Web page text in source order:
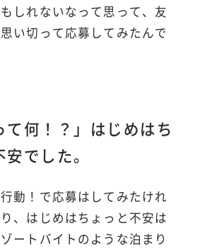
しれないなって思って、友
い切って応募してみたんで
て何！？」はじめはち
でした。
動！で応募はしてみたけれ
、はじめはちょっと不安は
ートバイトのような泊まり